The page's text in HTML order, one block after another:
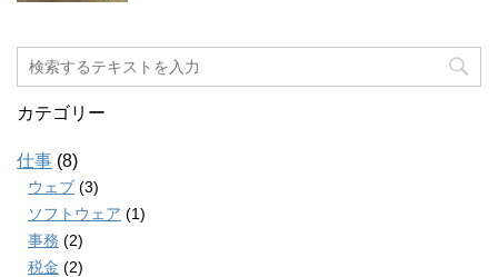
カテゴリー
仕事 (8)
ウェブ (3)
ソフトウェア (1)
事務 (2)
税金 (2)